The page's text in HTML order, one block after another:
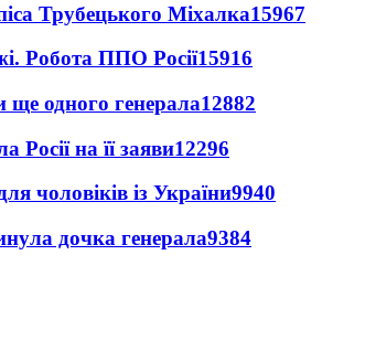
Трубецького Міхалка15967
Робота ППО Росії15916
одного генерала12882
Росії на її заяви12296
чоловіків із України9940
дочка генерала9384